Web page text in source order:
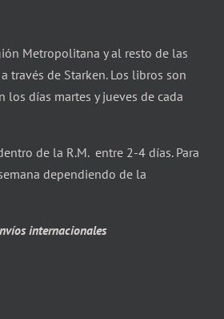
Metropolitana y al resto de las
través de Starken. Los libros son
los días martes y jueves de cada
de la R.M. entre 2-4 días. Para
dependiendo de la
internacionales